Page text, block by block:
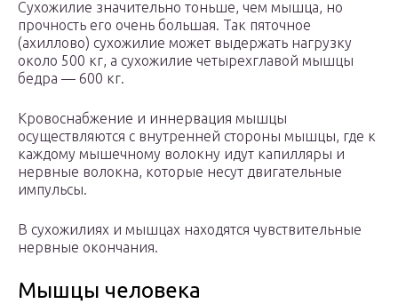
Сухожилие значительно тоньше, чем мышца, но
прочность его очень большая. Так пяточное
(ахиллово) сухожилие может выдержать нагрузку
около 500 кг, а сухожилие четырехглавой мышцы
бедра — 600 кг.
Кровоснабжение и иннервация мышцы
осуществляются с внутренней стороны мышцы, где к
каждому мышечному волокну идут капилляры и
нервные волокна, которые несут двигательные
импульсы.
В сухожилиях и мышцах находятся чувствительные
нервные окончания.
Мышцы человека